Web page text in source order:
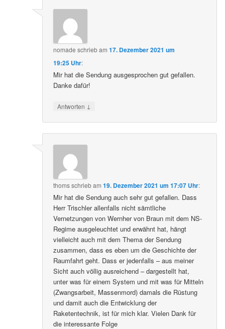
nomade schriebam17. Dezember 2021 um
19:25 Uhr:
Mir hat die Sendung ausgesprochen gut gefallen.
Danke dafür!
Antworten ↓
thomsschriebam19. Dezember 2021 um 17:07 Uhr:
Mir hat die Sendung auch sehr gut gefallen. Dass
Herr Trischler allenfalls nicht sämtliche
Vernetzungen von Wernher von Braun mit dem NS-
Regime ausgeleuchtet und erwähnt hat, hängt
vielleicht auch mit dem Thema der Sendung
zusammen, dass es eben um die Geschichte der
Raumfahrt geht. Dass er jedenfalls – aus meiner
Sicht auch völlig ausreichend – dargestellt hat,
unter was für einem System und mit was für Mitteln
(Zwangsarbeit, Massenmord) damals die Rüstung
und damit auch die Entwicklung der
Raketentechnik, ist für mich klar. Vielen Dank für
die interessante Folge